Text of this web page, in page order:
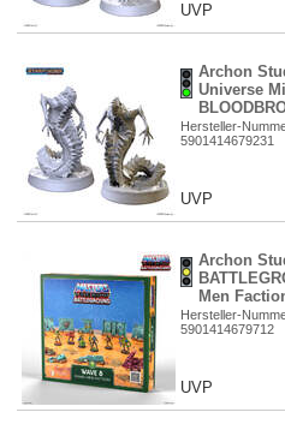
UVP
Archon
Universe
Hersteller-
5901414679231
UVP
Archon
Men
Hersteller-
5901414679712
UVP